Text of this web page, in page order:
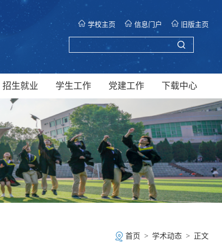
学校主页 信息门户 旧版主页
招生就业 学生工作 党建工作 下载中心
首页 > 学术动态 > 正文